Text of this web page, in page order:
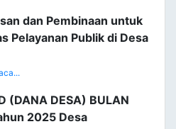
dan Pembinaan untuk
Pelayanan Publik di Desa
(DANA DESA) BULAN
2025 Desa